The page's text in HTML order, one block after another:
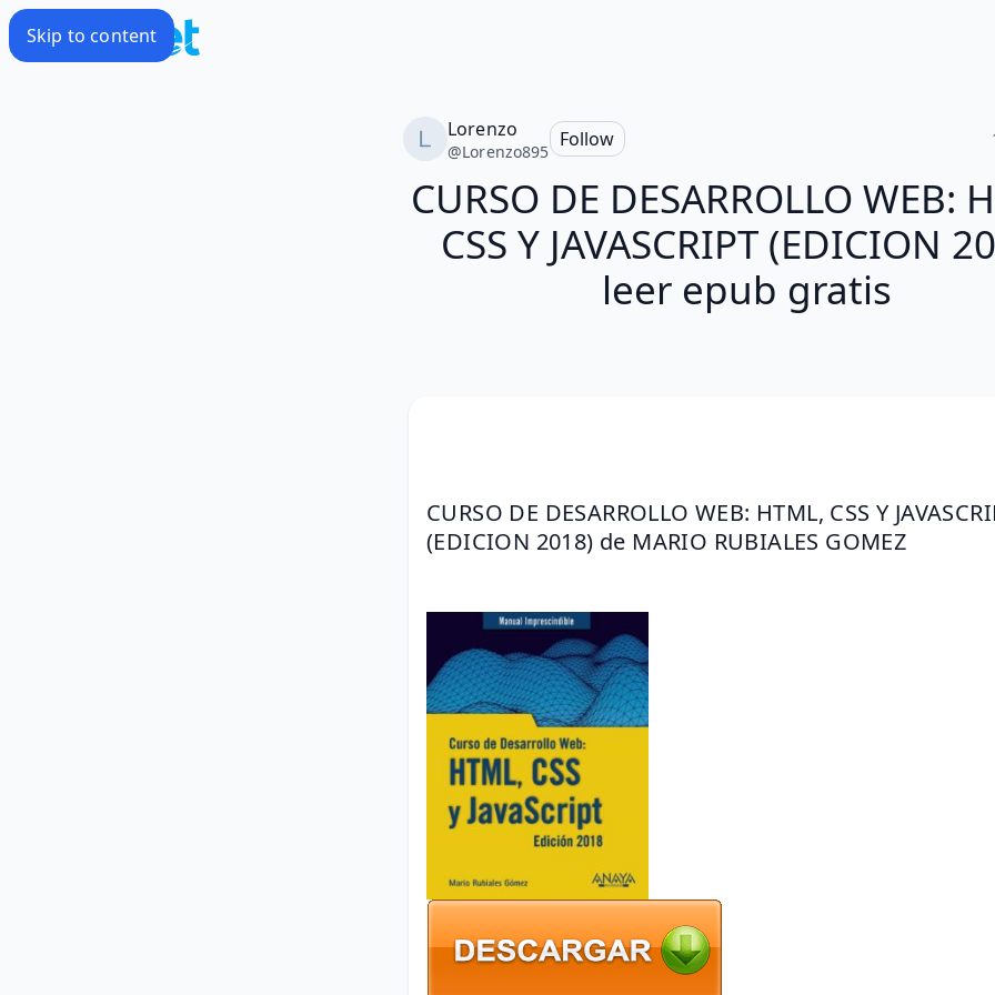
Skip to content
Lorenzo
@Lorenzo895
Follow
CURSO DE DESARROLLO WEB:
CSS Y JAVASCRIPT (EDICION
leer epub gratis
CURSO DE DESARROLLO WEB: HTML, CSS Y
(EDICION 2018) de MARIO RUBIALES GOMEZ